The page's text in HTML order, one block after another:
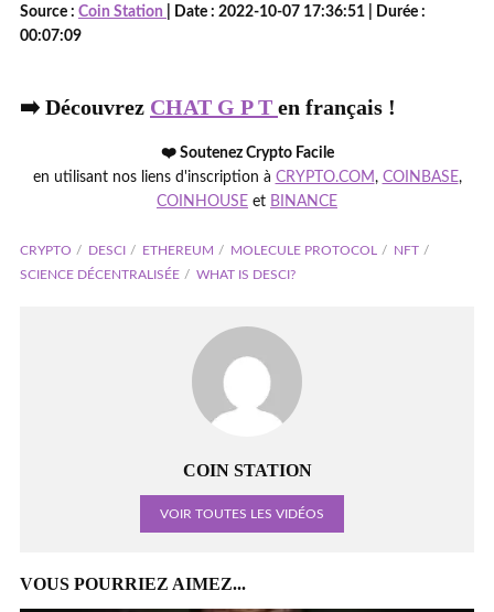
Source : Coin Station
| Date : 2022-10-07 17:36:51 | Durée :
00:07:09
➡️ Découvrez CHAT G P T en français !
❤️ Soutenez Crypto Facile
en utilisant nos liens d'inscription à CRYPTO.COM, COINBASE,
COINHOUSE et BINANCE
CRYPTO DESCI ETHEREUM MOLECULE PROTOCOL
NFT
SCIENCE DÉCENTRALISÉE
WHAT IS DESCI?
COIN STATION
VOIR TOUTES LES VIDÉOS
VOUS POURRIEZ AIMEZ...